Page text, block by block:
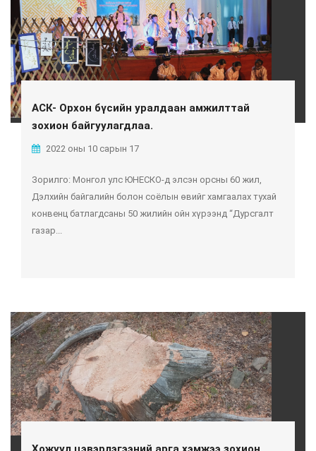
АСК- Орхон бүсийн уралдаан амжилттай
зохион байгуулагдлаа.
2022 оны 10 сарын 17
Зорилго: Монгол улс ЮНЕСКО-д элсэн орсны 60 жил,
Дэлхийн байгалийн болон соёлын өвийг хамгаалах тухай
конвенц батлагдсаны 50 жилийн ойн хүрээнд “Дурсгалт
газар...